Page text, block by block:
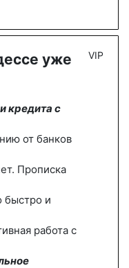
уже
кредита с
от банков
Прописка
и
работа с
VIP